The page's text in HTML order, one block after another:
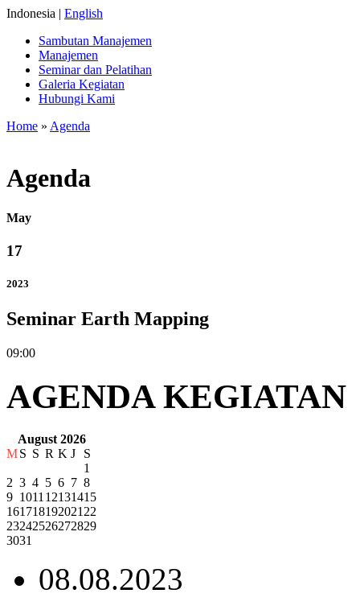
Indonesia | English
Sambutan Manajemen
Manajemen
Seminar dan Pelatihan
Galeria Kegiatan
Hubungi Kami
Home » Agenda
Agenda
May
17
2023
Seminar Earth Mapping
09:00
AGENDA KEGIATAN
August 2026
MS S R K J
S
1
2 3 4 5 6 7 8
9 1011 12131415
161718192021 22
23242526272829
3031
08.08.2023